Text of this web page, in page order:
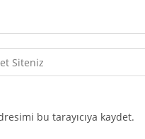
bu tarayıcıya kaydet.